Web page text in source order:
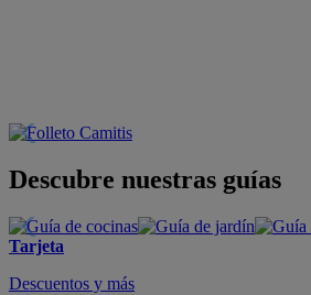
Descubre nuestras guías
Tarjeta
Descuentos y más